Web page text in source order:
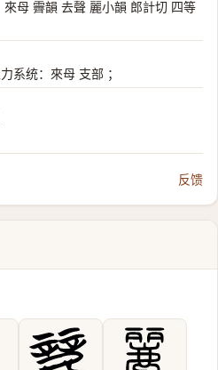
母 霽韻 去聲 麗小韻 郎計切 四等
系统：來母 支部 ；
反馈